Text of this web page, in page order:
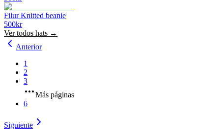
Filur Knitted beanie
500kr
Ver todos hats →
Anterior
1
2
3
Más páginas
6
Siguiente